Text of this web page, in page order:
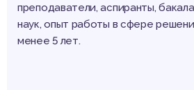
преподаватели, аспиранты,
наук, опыт работы в сфере
менее 5 лет.